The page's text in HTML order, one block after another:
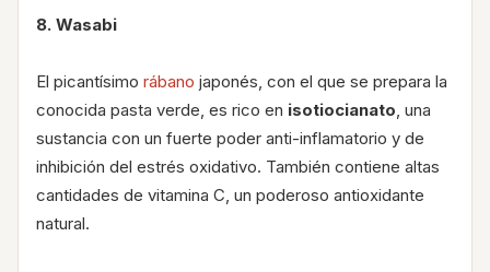
8. Wasabi
El picantísimo rábano japonés, con el que se prepara la
conocida pasta verde, es rico en isotiocianato, una
sustancia con un fuerte poder anti-inflamatorio y de
inhibición del estrés oxidativo. También contiene altas
cantidades de vitamina C, un poderoso antioxidante
natural.